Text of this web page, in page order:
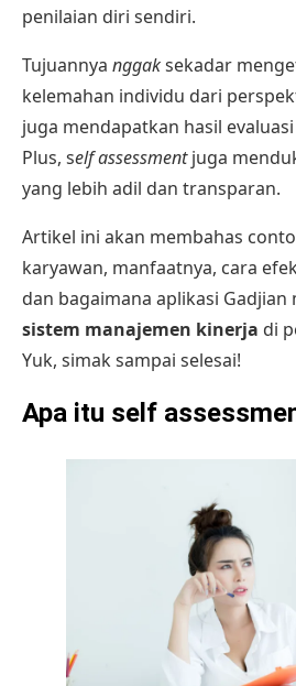
penilaian diri sendiri.
Tujuannya nggaksekadar
kelemahan individu dari
juga mendapatkan hasil
Plus, self assessmentjuga
yang lebih adil dan transparan.
Artikel ini akan membahas
karyawan, manfaatnya, cara
dan bagaimana aplikasi
sistem manajemen kinerja di
Yuk, simak sampai selesai!
Apa itu self